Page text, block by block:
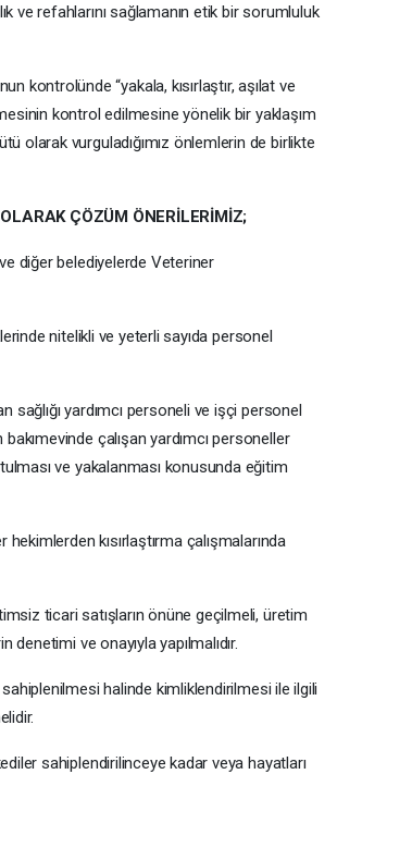
ve refahlarını sağlamanın etik bir sorumluluk
kontrolünde “yakala, kısırlaştır, aşılat ve
kontrol edilmesine yönelik bir yaklaşım
olarak vurguladığımız önlemlerin de birlikte
ÇÖZÜM ÖNERİLERİMİZ;
diğer belediyelerde Veteriner
nitelikli ve yeterli sayıda personel
sağlığı yardımcı personeli ve işçi personel
çalışan yardımcı personeller
ve yakalanması konusunda eğitim
kısırlaştırma çalışmalarında
ticari satışların önüne geçilmeli, üretim
ve onayıyla yapılmalıdır.
halinde kimliklendirilmesi ile ilgili
sahiplendirilinceye kadar veya hayatları